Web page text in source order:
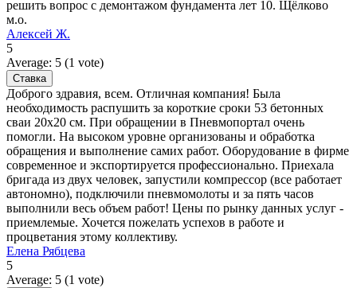
решить вопрос с демонтажом фундамента лет 10. Щёлково
м.о.
Алексей Ж.
5
Average: 5 (1 vote)
Доброго здравия, всем. Отличная компания! Была
необходимость распушить за короткие сроки 53 бетонных
сваи 20х20 см. При обращении в Пневмопортал очень
помогли. На высоком уровне организованы и обработка
обращения и выполнение самих работ. Оборудование в фирме
современное и экспортируется профессионально. Приехала
бригада из двух человек, запустили компрессор (все работает
автономно), подключили пневмомолоты и за пять часов
выполнили весь объем работ! Цены по рынку данных услуг -
приемлемые. Хочется пожелать успехов в работе и
процветания этому коллективу.
Елена Рябцева
5
Average: 5 (1 vote)